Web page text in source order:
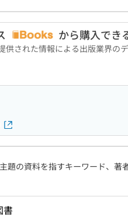
から購入でき
供された情報による出版業界の
題の資料を指すキーワード、著
書